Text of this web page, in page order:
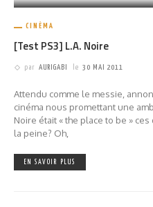
CINÉMA
[Test PS3] L.A. Noire
par AURIGABI le 30 MAI 2011
Attendu comme le messie,
cinéma nous promettant une
Noire était « the place to be »
la peine? Oh,
EN SAVOIR PLUS